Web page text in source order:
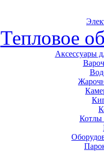
Тепловое
Аксессуары
Котлы